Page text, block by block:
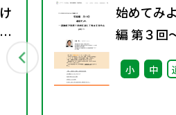
始めてみ
編 第３回
小 中